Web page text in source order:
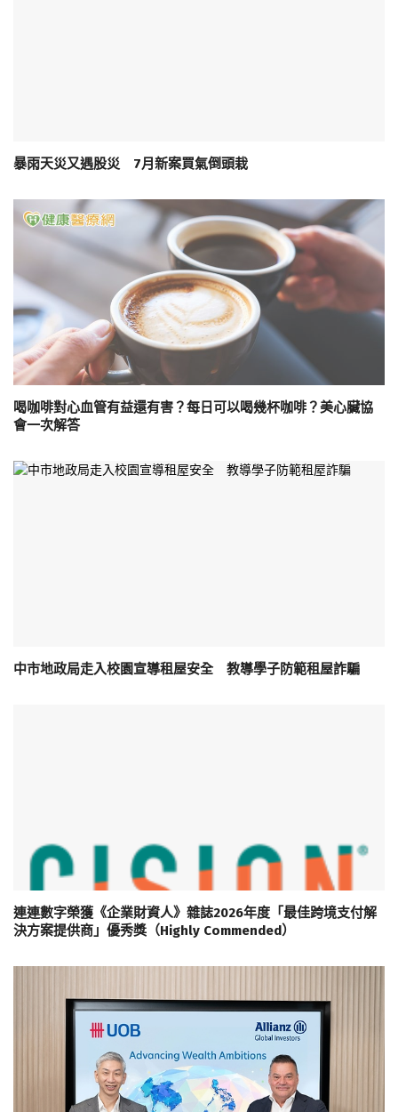
暴雨天災又遇股災 7月新案買氣倒頭栽
喝咖啡對心血管有益還有害？每日可以喝幾杯咖啡？美心臟協
會一次解答
中市地政局走入校園宣導租屋安全 教導學子防範租屋詐騙
連連數字榮獲《企業財資人》雜誌2026年度「最佳跨境支付解
決方案提供商」優秀獎（Highly Commended）